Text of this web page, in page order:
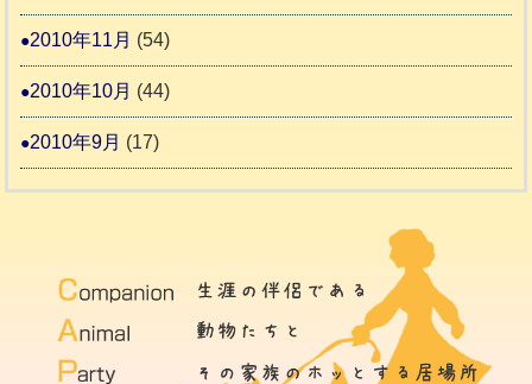
2010年11月 (54)
2010年10月 (44)
2010年9月 (17)